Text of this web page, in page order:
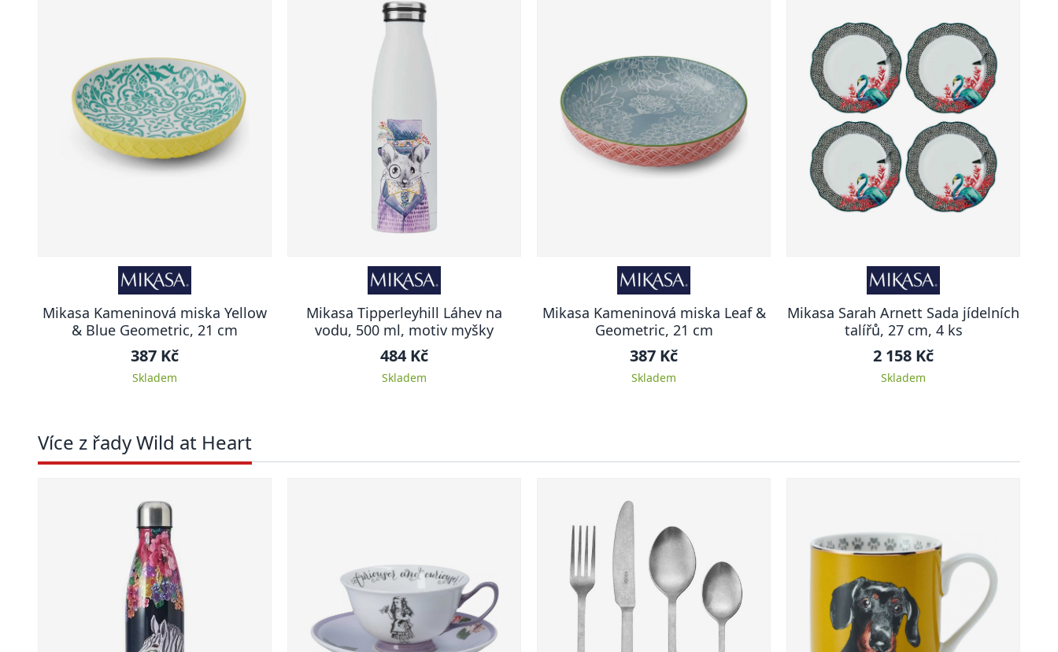
Mikasa Kameninová miska Yellow
& Blue Geometric, 21 cm
387 Kč
Skladem
Mikasa Tipperleyhill Láhev na
vodu, 500 ml, motiv myšky
484 Kč
Skladem
Mikasa Kameninová miska Leaf &
Geometric, 21 cm
387 Kč
Skladem
Mikasa Sarah Arnett Sada jídelních
talířů, 27 cm, 4 ks
2 158 Kč
Skladem
Více z řady Wild at Heart